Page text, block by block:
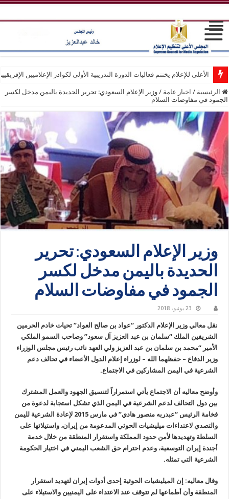
الأعلى للإعلام يختتم فعاليات الدورة التدريبية الأولى لكوادر الإعلاميين
الرئيسية / اخبار عامة / وزير الإعلام السعودي: تحرير الحديدة باليمن مدخل لكسر
الجمود في مفاوضات السلام
وزير الإعلام السعودي: تحرير
الحديدة باليمن مدخل لكسر
الجمود في مفاوضات السلام
23 يونيو، 2018
نقل معالي وزير الإعلام الدكتور “عواد بن صالح العواد” تحيات خادم الحرمين
الشريفين الملك “سلمان بن عبد العزيز آل سعود” وصاحب السمو الملكي
الأمير “محمد بن سلمان بن عبد العزيز ولي العهد نائب رئيس مجلس الوزراء
وزير الدفاع – حفظهما الله – لوزراء إعلام الدول الأعضاء في تحالف دعم
الشرعية في اليمن المشاركين في الاجتماع.
وأوضح معاليه أن الاجتماع يأتي استمراراً لتنسيق الجهود والعمل المشترك
بين دول التحالف لدعم الشرعية في اليمن الذي تشكل استجابة لدعوة من
فخامة الرئيس “عبدربه منصور هادي” في مارس 2015 لإعادة الشرعية لليمن
والتصدي لاعتداءات ميليشيات الحوثي المدعومة من إيران، واستيلائها على
السلطة وتهديدها لأمن حدود المملكة واستقرار المنطقة من خلال خدمة
أجندة إيران التوسعية، وعدم احترام حق الشعب اليمني في اختيار الحكومة
الشرعية التي تمثله.
وقال معاليه: إن الميليشيات الحوثية إحدى أدوات إيران لتهديد استقرار
المنطقة وأن أطماعها لم تتوقف عند الاعتداء على اليمنيين والاستيلاء على